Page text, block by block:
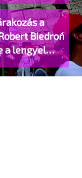
a
Biedroń
a lengyel
kapcsolatokért